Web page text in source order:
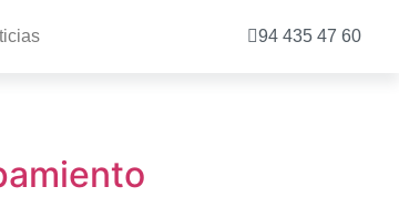
94 435 47 60